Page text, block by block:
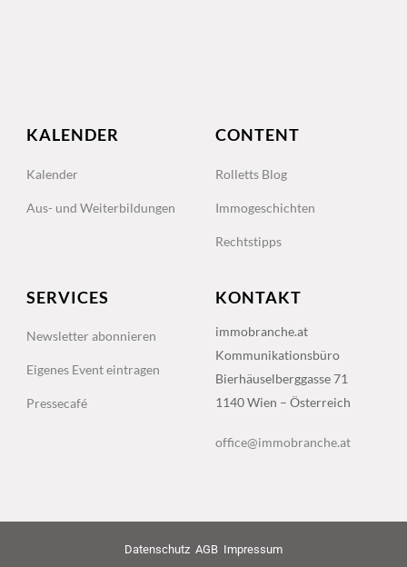
KALENDER
Kalender
Aus- und Weiterbildungen
CONTENT
Rolletts Blog
Immogeschichten
Rechtstipps
SERVICES
Newsletter abonnieren
Eigenes Event eintragen
Pressecafé
KONTAKT
immobranche.at
Kommunikationsbüro
Bierhäuselberggasse 71
1140 Wien – Österreich
office@immobranche.at
Datenschutz AGB Impressum